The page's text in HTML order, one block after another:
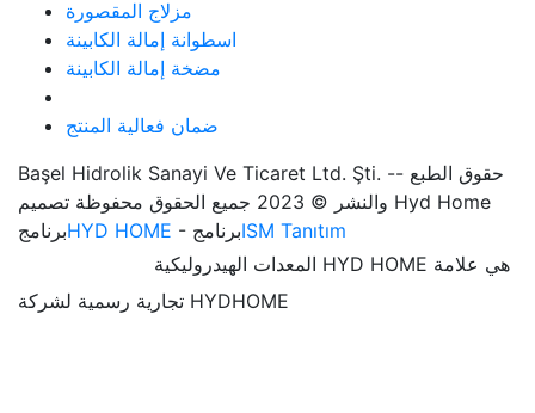
مزلاج المقصورة
اسطوانة إمالة الكابينة
مضخة إمالة الكابينة
ضمان فعالية المنتج
Başel Hidrolik Sanayi Ve Ticaret Ltd. Şti. -- حقوق الطبع
والنشر © 2023 جميع الحقوق محفوظة تصميم Hyd Home
برنامجHYD HOME - برنامجISM Tanıtım
المعدات الهيدروليكية HYD HOME هي علامة
تجارية رسمية لشركة HYDHOME